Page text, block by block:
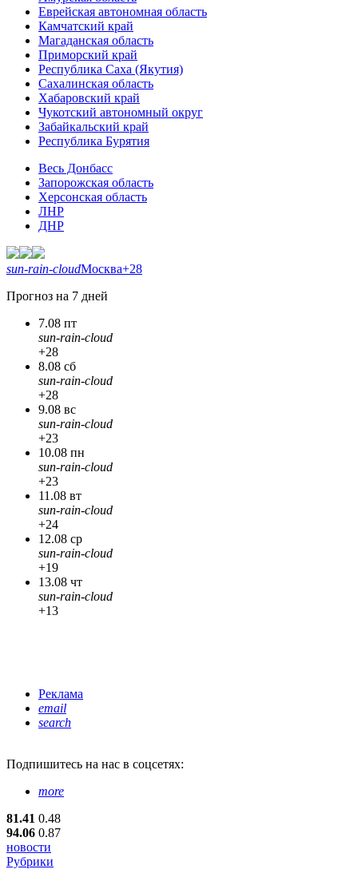
Еврейская автономная область
Камчатский край
Магаданская область
Приморский край
Республика Саха (Якутия)
Сахалинская область
Хабаровский край
Чукотский автономный округ
Забайкальский край
Республика Бурятия
Весь Донбасс
Запорожская область
Херсонская область
ЛНР
ДНР
sun-rain-cloudМосква+28
Прогноз на 7 дней
7.08 пт
sun-rain-cloud
+28
8.08 сб
sun-rain-cloud
+28
9.08 вс
sun-rain-cloud
+23
10.08 пн
sun-rain-cloud
+23
11.08 вт
sun-rain-cloud
+24
12.08 ср
sun-rain-cloud
+19
13.08 чт
sun-rain-cloud
+13
Реклама
email
search
Подпишитесь на нас в соцсетях:
more
81.41 0.48
94.06 0.87
новости
Рубрики